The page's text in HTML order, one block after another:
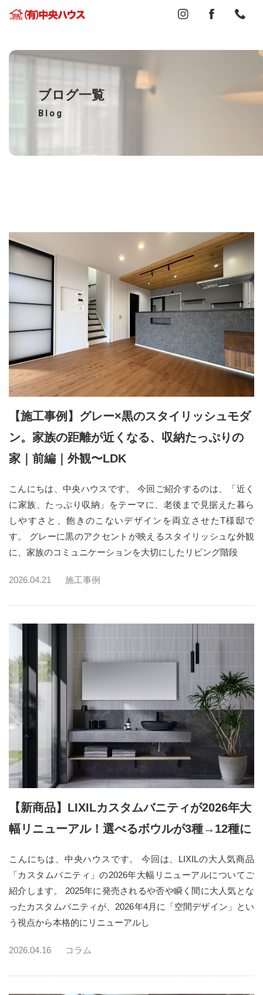
ブログ一覧
Blog
【施工事例】グレー×黒のスタイリッシュモダ
ン。家族の距離が近くなる、収納たっぷりの
家｜前編｜外観〜LDK
こんにちは、中央ハウスです。 今回ご紹介するのは、「近く
に家族、たっぷり収納」をテーマに、老後まで見据えた暮ら
しやすさと、飽きのこないデザインを両立させたT様邸で
す。 グレーに黒のアクセントが映えるスタイリッシュな外観
に、家族のコミュニケーションを大切にしたリビング階段
2026.04.21 施工事例
【新商品】LIXILカスタムバニティが2026年大
幅リニューアル！選べるボウルが3種→12種に
こんにちは、中央ハウスです。 今回は、LIXILの大人気商品
「カスタムバニティ」の2026年大幅リニューアルについてご
紹介します。 2025年に発売されるや否や瞬く間に大人気とな
ったカスタムバニティが、2026年4月に「空間デザイン」とい
う視点から本格的にリニューアルし
2026.04.16 コラム